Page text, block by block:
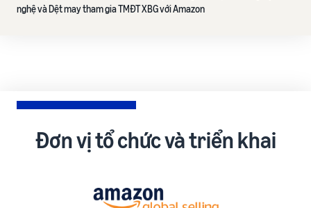
nghệ và Dệt may tham gia TMĐT XBG với Amazon
Đơn vị tổ chức và triển khai